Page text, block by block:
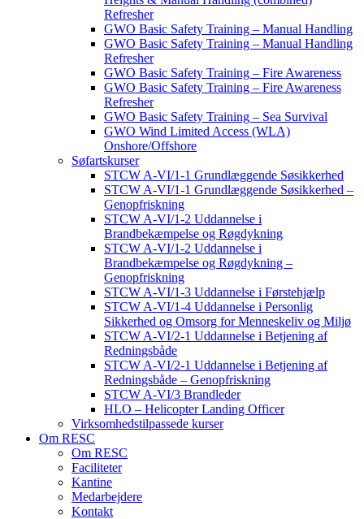
Refresher
GWO Basic Safety Training – Manual Handling
GWO Basic Safety Training – Manual Handling
Refresher
GWO Basic Safety Training – Fire Awareness
GWO Basic Safety Training – Fire Awareness
Refresher
GWO Basic Safety Training – Sea Survival
GWO Wind Limited Access (WLA)
Onshore/Offshore
Søfartskurser
STCW A-VI/1-1 Grundlæggende Søsikkerhed
STCW A-VI/1-1 Grundlæggende Søsikkerhed –
Genopfriskning
STCW A-VI/1-2 Uddannelse i
Brandbekæmpelse og Røgdykning
STCW A-VI/1-2 Uddannelse i
Brandbekæmpelse og Røgdykning –
Genopfriskning
STCW A-VI/1-3 Uddannelse i Førstehjælp
STCW A-VI/1-4 Uddannelse i Personlig
Sikkerhed og Omsorg for Menneskeliv og Miljø
STCW A-VI/2-1 Uddannelse i Betjening af
Redningsbåde
STCW A-VI/2-1 Uddannelse i Betjening af
Redningsbåde – Genopfriskning
STCW A-VI/3 Brandleder
HLO – Helicopter Landing Officer
Virksomhedstilpassede kurser
Om RESC
Om RESC
Faciliteter
Kantine
Medarbejdere
Kontakt